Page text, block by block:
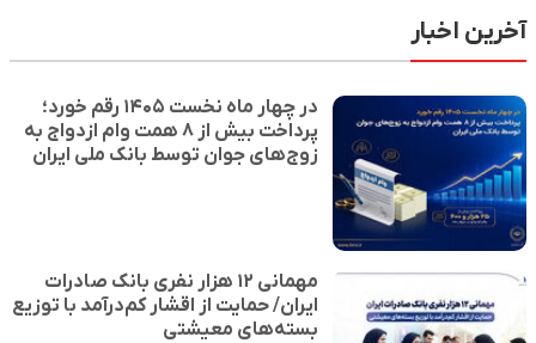
آخرین اخبار
در چهار ماه نخست ۱۴۰۵ رقم خورد؛
پرداخت بیش از ۸ همت وام ازدواج به
زوج‌های جوان توسط بانک ملی ایران
مهمانی ۱۲ هزار نفری بانک صادرات
ایران/ حمایت از اقشار کم‌درآمد با توزیع
بسته‌های معیشتی